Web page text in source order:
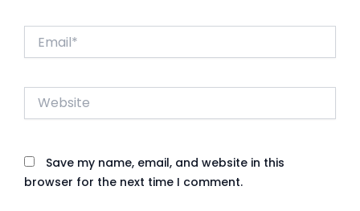
Website
Save my name, email, and website in this
browser for the next time I comment.